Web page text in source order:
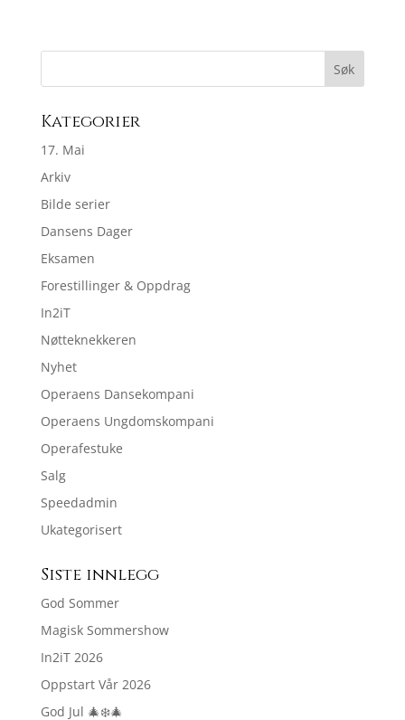
Kategorier
17. Mai
Arkiv
Bilde serier
Dansens Dager
Eksamen
Forestillinger & Oppdrag
In2iT
Nøtteknekkeren
Nyhet
Operaens Dansekompani
Operaens Ungdomskompani
Operafestuke
Salg
Speedadmin
Ukategorisert
Siste innlegg
God Sommer
Magisk Sommershow
In2iT 2026
Oppstart Vår 2026
God Jul 🎄❄️🎄